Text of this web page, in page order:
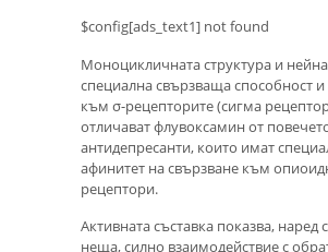
$config[ads_text1] not found
Моноцикличната структура и
специална свързваща способност
към σ-рецепторите (сигма
отличават флувоксамин от
антидепресанти, които имат
афинитет на свързване към
рецептори.
Активната съставка показва, наред
неща, силно взаимодействие с